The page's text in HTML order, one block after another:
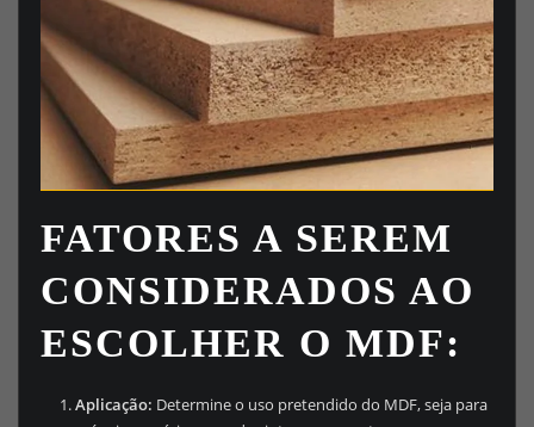
FATORES A SEREM
CONSIDERADOS AO
ESCOLHER O MDF:
Aplicação: Determine o uso pretendido do MDF, seja para